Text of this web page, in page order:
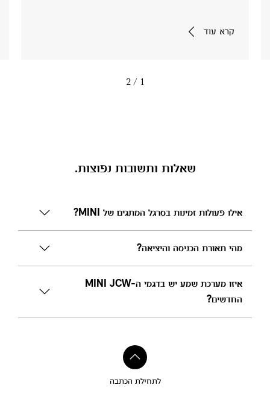
קרא עוד
1
/ 2
שאלות ותשובות נפוצות.
אילו פעולות זמינות בסרגל המתגים של MINI?
מהי תאורת הכניסה והיציאה?
איזו מערכת שמע יש בדגמי ה-MINI JCW
החדשים?
לתחילת הכתבה